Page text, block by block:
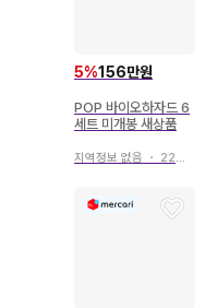
5%156만원
POP 바이오하자드 6
세트 미개봉 새상품
지역정보 없음 ・ 22일 전